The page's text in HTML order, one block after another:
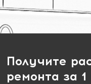
Получите
ремонта за